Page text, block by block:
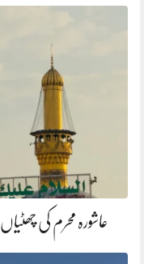
عاشورہ محرم کی